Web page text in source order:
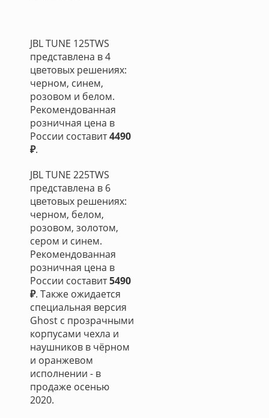
JBL TUNE 125TWS
представлена в 4
цветовых решениях:
черном, синем,
розовом и белом.
Рекомендованная
розничная цена в
России составит4490
₽.
JBL TUNE 225TWS
представлена в 6
цветовых решениях:
черном, белом,
розовом, золотом,
сером и синем.
Рекомендованная
розничная цена в
России составит5490
₽. Также ожидается
специальная версия
Ghost с прозрачными
корпусами чехла и
наушников в чёрном
и оранжевом
исполнении - в
продаже осенью
2020.